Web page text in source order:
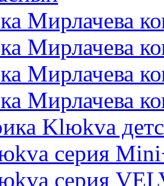
Мирлачева
Мирлачева
Мирлачева
Мирлачева
Klюkva
серия
серия